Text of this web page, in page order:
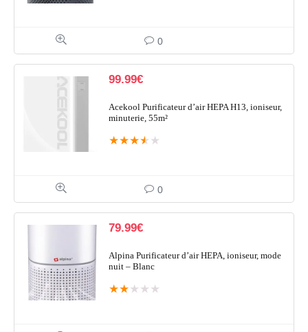
0
99.99€
Acekool Purificateur d’air HEPA H13, ioniseur,
minuterie, 55m²
★★★★ ★
0
79.99€
Alpina Purificateur d’air HEPA, ioniseur, mode
nuit – Blanc
★★ ★ ★ ★